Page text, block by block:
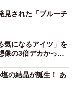
たとか（「東大中
見された「ブルーチ
気になるアイツ」を
像の3倍デカかっ
の結晶が誕生！ あ